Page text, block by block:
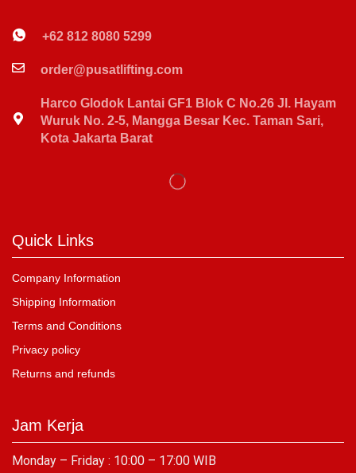
+62 812 8080 5299
order@pusatlifting.com
Harco Glodok Lantai GF1 Blok C No.26 Jl. Hayam
Wuruk No. 2-5, Mangga Besar Kec. Taman Sari,
Kota Jakarta Barat
Quick Links
Company Information
Shipping Information
Terms and Conditions
Privacy policy
Returns and refunds
Jam Kerja
Monday – Friday : 10:00 – 17:00 WIB